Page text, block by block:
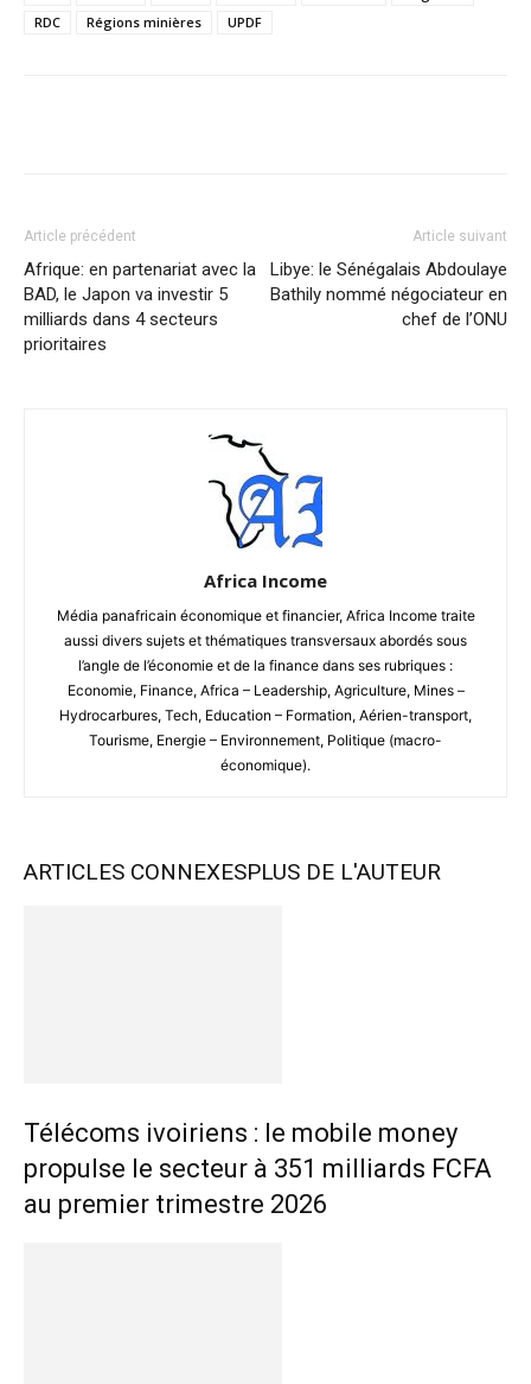
RDC
Régions minières UPDF
Article précédent
Afrique: en partenariat avec la
BAD, le Japon va investir 5
milliards dans 4 secteurs
prioritaires
Article suivant
Libye: le Sénégalais Abdoulaye
Bathily nommé négociateur en
chef de l’ONU
Africa Income
Média panafricain économique et financier, Africa Income traite
aussi divers sujets et thématiques transversaux abordés sous
l’angle de l’économie et de la finance dans ses rubriques :
Economie, Finance, Africa – Leadership, Agriculture, Mines –
Hydrocarbures, Tech, Education – Formation, Aérien-transport,
Tourisme, Energie – Environnement, Politique (macro-
économique).
ARTICLES CONNEXESPLUS DE L'AUTEUR
Télécoms ivoiriens : le mobile money
propulse le secteur à 351 milliards FCFA
au premier trimestre 2026